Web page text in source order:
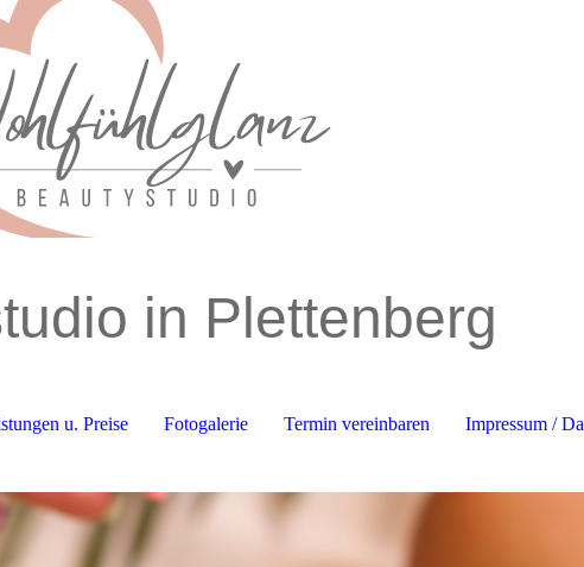
in Plettenberg
u. Preise Fotogalerie Termin vereinbaren Impressum /